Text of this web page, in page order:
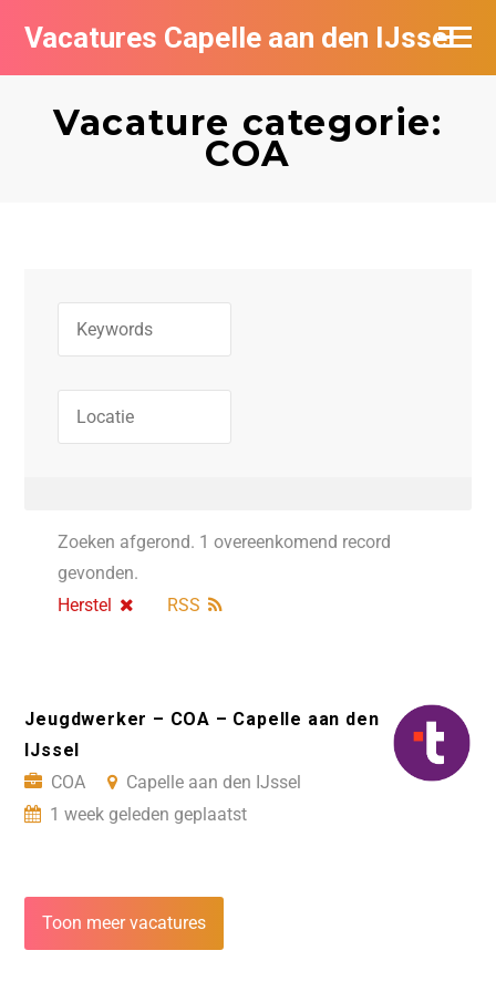
Vacatures Capelle aan den IJssel
Vacature categorie:
COA
Zoeken afgerond. 1 overeenkomend record
gevonden.
Herstel
RSS
Jeugdwerker – COA – Capelle aan den
IJssel
COA
Capelle aan den IJssel
1 week geleden geplaatst
Toon meer vacatures